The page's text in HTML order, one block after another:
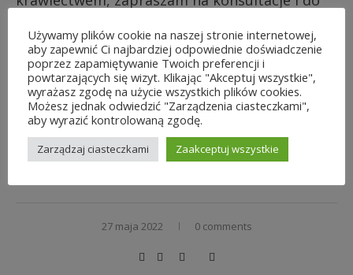
swiadczonych-uslug-krawieckich/
Agnieszka
[mailerlite_form form_id=1]
27 maja 2022 0 comments
Używamy plików cookie na naszej stronie internetowej,
aby zapewnić Ci najbardziej odpowiednie doświadczenie
poprzez zapamiętywanie Twoich preferencji i
powtarzających się wizyt. Klikając "Akceptuj wszystkie",
wyrażasz zgodę na użycie wszystkich plików cookies.
Możesz jednak odwiedzić "Zarządzenia ciasteczkami",
aby wyrazić kontrolowaną zgodę.
Zarządzaj ciasteczkami Zaakceptuj wszystkie